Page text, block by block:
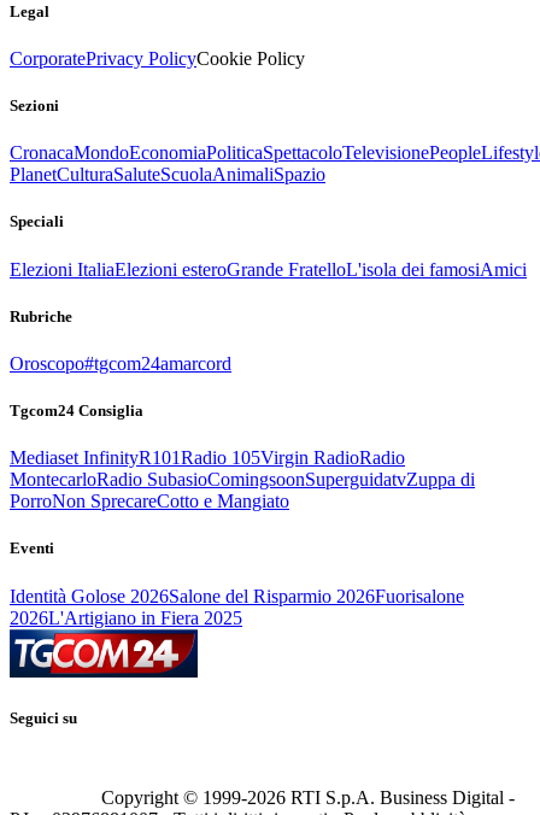
Legal
CorporatePrivacy PolicyCookie Policy
Sezioni
CronacaMondoEconomiaPoliticaSpettacoloTelevisionePeople
PlanetCulturaSaluteScuolaAnimaliSpazio
Speciali
Elezioni ItaliaElezioni esteroGrande FratelloL'isola dei famosiAmici
Rubriche
Oroscopo#tgcom24amarcord
Tgcom24 Consiglia
Mediaset InfinityR101Radio 105Virgin RadioRadio
MontecarloRadio SubasioComingsoonSuperguidatvZuppa di
PorroNon SprecareCotto e Mangiato
Eventi
Identità Golose 2026Salone del Risparmio 2026Fuorisalone
2026L'Artigiano in Fiera 2025
Seguici su
Copyright © 1999-2026 RTI S.p.A. Business Digital -